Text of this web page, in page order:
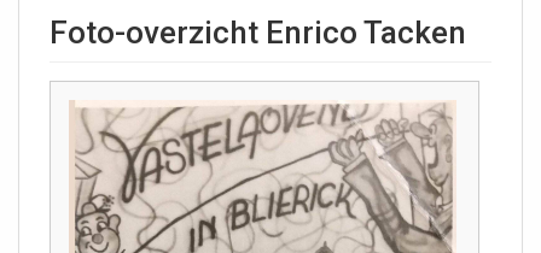
Foto-overzicht Enrico Tacken